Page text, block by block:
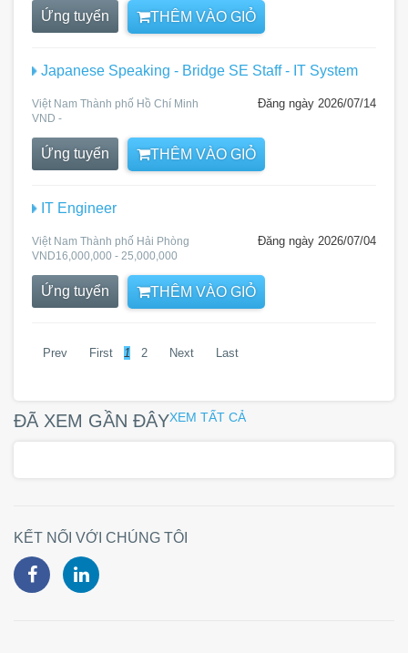
Ứng tuyển THÊM VÀO GIỎ
Japanese Speaking - Bridge SE Staff - IT System
Đăng ngày 2026/07/14
Việt Nam Thành phố Hồ Chí Minh
VND -
Ứng tuyển THÊM VÀO GIỎ
IT Engineer
Đăng ngày 2026/07/04
Việt Nam Thành phố Hải Phòng
VND16,000,000 - 25,000,000
Ứng tuyển THÊM VÀO GIỎ
Prev First 1 2 Next Last
ĐÃ XEM GẦN ĐÂYXEM TẤT CẢ
KẾT NỐI VỚI CHÚNG TÔI